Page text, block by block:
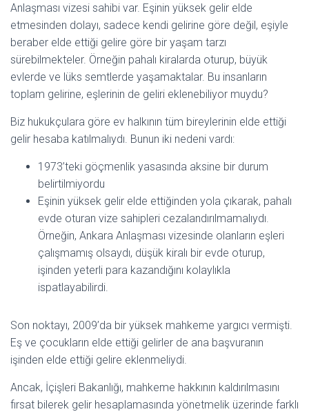
Anlaşması vizesi sahibi var. Eşinin yüksek gelir elde
etmesinden dolayı, sadece kendi gelirine göre değil, eşiyle
beraber elde ettiği gelire göre bir yaşam tarzı
sürebilmekteler. Örneğin pahalı kiralarda oturup, büyük
evlerde ve lüks semtlerde yaşamaktalar. Bu insanların
toplam gelirine, eşlerinin de geliri eklenebiliyor muydu?
Biz hukukçulara göre ev halkının tüm bireylerinin elde ettiği
gelir hesaba katılmalıydı. Bunun iki nedeni vardı:
1973’teki göçmenlik yasasında aksine bir durum
belirtilmiyordu
Eşinin yüksek gelir elde ettiğinden yola çıkarak, pahalı
evde oturan vize sahipleri cezalandırılmamalıydı.
Örneğin, Ankara Anlaşması vizesinde olanların eşleri
çalışmamış olsaydı, düşük kiralı bir evde oturup,
işinden yeterli para kazandığını kolaylıkla
ispatlayabilirdi.
Son noktayı, 2009’da bir yüksek mahkeme yargıcı vermişti.
Eş ve çocukların elde ettiği gelirler de ana başvuranın
işinden elde ettiği gelire eklenmeliydi.
Ancak, İçişleri Bakanlığı, mahkeme hakkının kaldırılmasını
fırsat bilerek gelir hesaplamasında yönetmelik üzerinde farklı